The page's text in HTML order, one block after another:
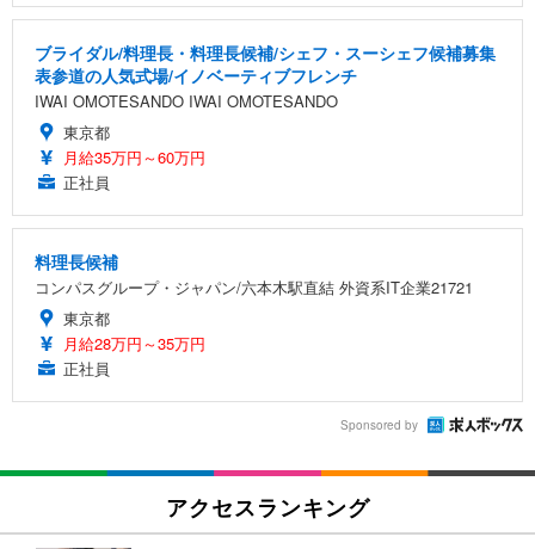
ブライダル/料理長・料理長候補/シェフ・スーシェフ候補募集
表参道の人気式場/イノベーティブフレンチ
IWAI OMOTESANDO IWAI OMOTESANDO
東京都
月給35万円～60万円
正社員
料理長候補
コンパスグループ・ジャパン/六本木駅直結 外資系IT企業21721
東京都
月給28万円～35万円
正社員
Sponsored by
アクセスランキング